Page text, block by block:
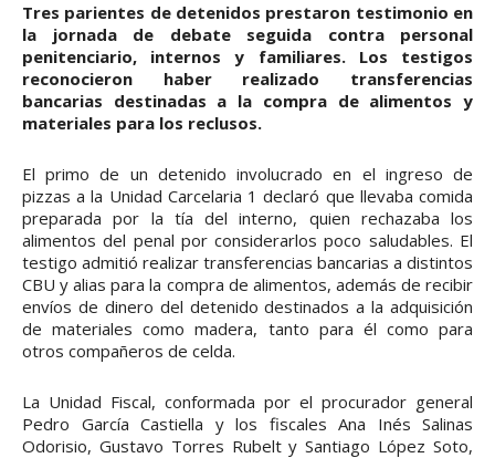
Tres parientes de detenidos prestaron testimonio en
la jornada de debate seguida contra personal
penitenciario, internos y familiares. Los testigos
reconocieron haber realizado transferencias
bancarias destinadas a la compra de alimentos y
materiales para los reclusos.
El primo de un detenido involucrado en el ingreso de
pizzas a la Unidad Carcelaria 1 declaró que llevaba comida
preparada por la tía del interno, quien rechazaba los
alimentos del penal por considerarlos poco saludables. El
testigo admitió realizar transferencias bancarias a distintos
CBU y alias para la compra de alimentos, además de recibir
envíos de dinero del detenido destinados a la adquisición
de materiales como madera, tanto para él como para
otros compañeros de celda.
La Unidad Fiscal, conformada por el procurador general
Pedro García Castiella y los fiscales Ana Inés Salinas
Odorisio, Gustavo Torres Rubelt y Santiago López Soto,